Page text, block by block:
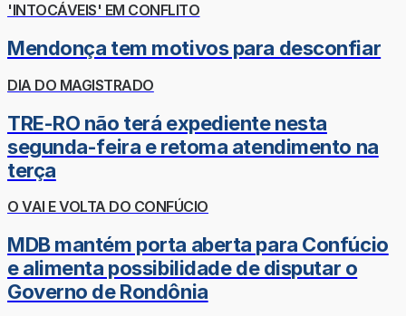
'INTOCÁVEIS' EM CONFLITO
Mendonça tem motivos para desconfiar
DIA DO MAGISTRADO
TRE-RO não terá expediente nesta
segunda-feira e retoma atendimento na
terça
O VAI E VOLTA DO CONFÚCIO
MDB mantém porta aberta para Confúcio
e alimenta possibilidade de disputar o
Governo de Rondônia